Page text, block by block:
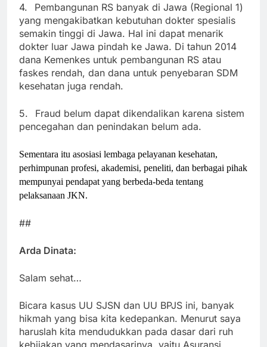
4.
Pembangunan RS banyak di Jawa (Regional 1)
yang mengakibatkan kebutuhan dokter spesialis
semakin tinggi di Jawa. Hal ini dapat menarik
dokter luar Jawa pindah ke Jawa. Di tahun 2014
dana Kemenkes untuk pembangunan RS atau
faskes rendah, dan dana untuk penyebaran SDM
kesehatan juga rendah.
5.
Fraud belum dapat dikendalikan karena sistem
pencegahan dan penindakan belum ada.
Sementara itu asosiasi lembaga pelayanan kesehatan,
perhimpunan profesi, akademisi, peneliti, dan berbagai pihak
mempunyai pendapat yang berbeda-beda tentang
pelaksanaan JKN.
##
Arda Dinata:
Salam sehat…
Bicara kasus UU SJSN dan UU BPJS ini, banyak
hikmah yang bisa kita kedepankan. Menurut saya
haruslah kita mendudukkan pada dasar dari ruh
kebijakan yang mendasarinya, yaitu Asuransi